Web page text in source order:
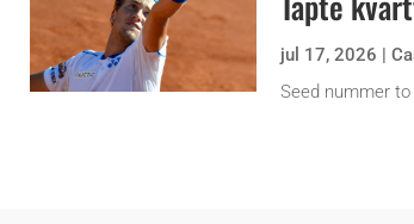
jul 17, 2026 |
Seed nummer